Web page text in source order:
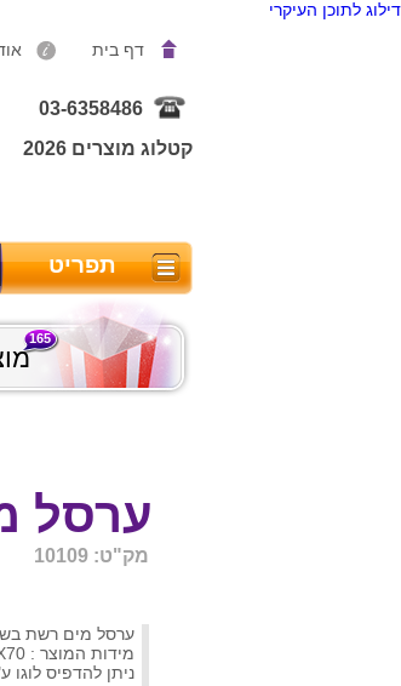
דילוג לתוכן העיקרי
דף בית
03-6358486
קטלוג מוצרים 2026
תפריט
165
ערסל
מק"ט: 10109
ערסל מים רשת
מידות המוצר : 120X70 ס"מ
ניתן להדפיס לוגו